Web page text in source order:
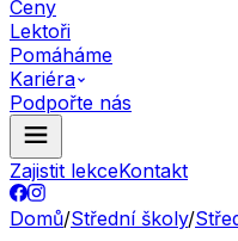
Ceny
Lektoři
Pomáháme
Kariéra
Podpořte nás
Zajistit lekceKontakt
Domů/Střední školy/